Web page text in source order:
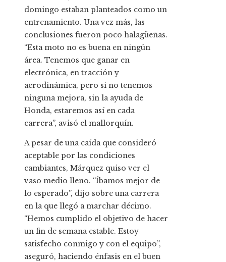
domingo estaban planteados como un
entrenamiento. Una vez más, las
conclusiones fueron poco halagüeñas.
“Esta moto no es buena en ningún
área. Tenemos que ganar en
electrónica, en tracción y
aerodinámica, pero si no tenemos
ninguna mejora, sin la ayuda de
Honda, estaremos así en cada
carrera”, avisó el mallorquín.
A pesar de una caída que consideró
aceptable por las condiciones
cambiantes, Márquez quiso ver el
vaso medio lleno. “Íbamos mejor de
lo esperado”, dijo sobre una carrera
en la que llegó a marchar décimo.
“Hemos cumplido el objetivo de hacer
un fin de semana estable. Estoy
satisfecho conmigo y con el equipo”,
aseguró, haciendo énfasis en el buen